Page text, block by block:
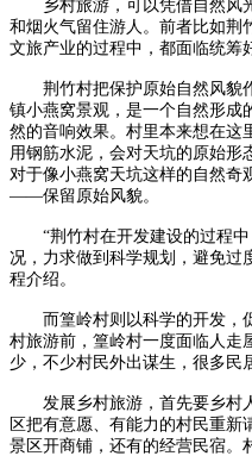
乡村旅游，可以凭借自然风
和烟火气留住游人。前者比如荆
文旅产业的过程中，都面临统筹
荆竹村把保护原始自然风貌
镇小燕窝景观，是一个自然形成
然的音响效果。村里本来想在这
用钢筋水泥，会对天坑的原始形
对于像小燕窝天坑这样的自然奇
——保留原始风貌。
“荆竹村在开发建设的过程中
况，力求做到科学规划，避免过
程介绍。
而篁岭村则以科学的开发，
村旅游前，篁岭村一度面临人走
少，不少村民外出谋生，很多民
发展乡村旅游，首先要乡村
区把有意愿、有能力的村民重新
景区开商铺，还有的经营民宿。